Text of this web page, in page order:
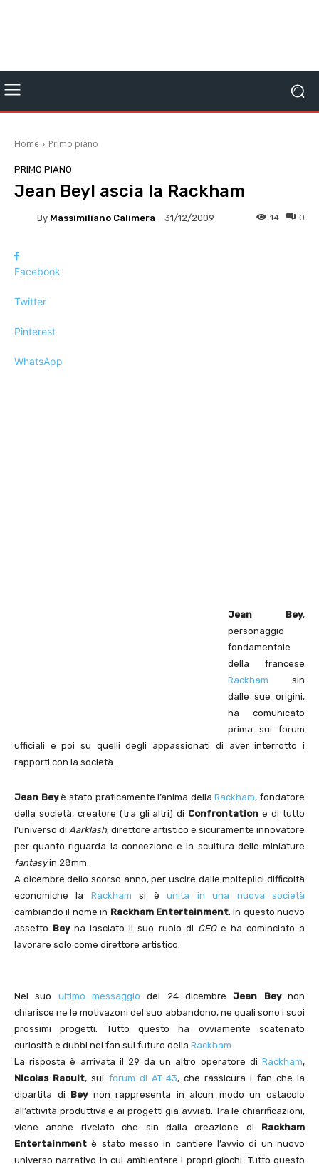
Home Primo piano
PRIMO PIANO
Jean Beyl ascia la Rackham
By Massimiliano Calimera 31/12/2009 0
14
Facebook
Twitter
Pinterest
WhatsApp
Jean Bey,
personaggio
fondamentale
della francese
Rackham sin
dalle sue origini,
ha comunicato
prima sui forum
ufficiali e poi su quelli degli appassionati di aver interrotto i
rapporti con la società…
Jean Beyè stato praticamente l’anima dellaRackham, fondatore
della società, creatore (tra gli altri) di Confrontatione di tutto
l’universo di Aarklash, direttore artistico e sicuramente innovatore
per quanto riguarda la concezione e la scultura delle miniature
fantasyin 28mm.
A dicembre dello scorso anno, per uscire dalle molteplici difficoltà
economiche la Rackham si èunita in una nuova società
cambiando il nome in Rackham Entertainment. In questo nuovo
assetto Beyha lasciato il suo ruolo di CEO e ha cominciato a
lavorare solo come direttore artistico.
Nel suo ultimo messaggio del 24 dicembreJean Beynon
chiarisce ne le motivazoni del suo abbandono, ne quali sono i suoi
prossimi progetti. Tutto questo ha ovviamente scatenato
curiosità e dubbi nei fan sul futuro della Rackham.
La risposta è arrivata il 29 da un altro operatore di Rackham,
Nicolas Raoult, sul forum di AT-43, che rassicura i fan che la
dipartita di Beynon rappresenta in alcun modo un ostacolo
all’attività produttiva e ai progetti gia avviati. Tra le chiarificazioni,
viene anche rivelato che sin dalla creazione di Rackham
Entertainment è stato messo in cantiere l’avvio di un nuovo
universo narrativo in cui ambientare i propri giochi. Tutto questo